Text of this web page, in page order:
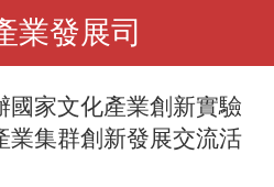
業發展司
國家文化產業創新實驗
業集群創新發展交流活